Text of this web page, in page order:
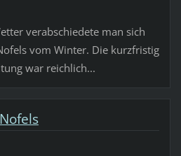
verabschiedete man sich
vom Winter. Die kurzfristig
war reichlich...